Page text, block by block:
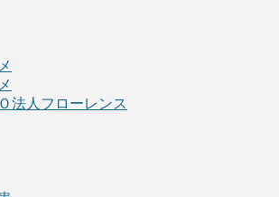
法人フローレンス